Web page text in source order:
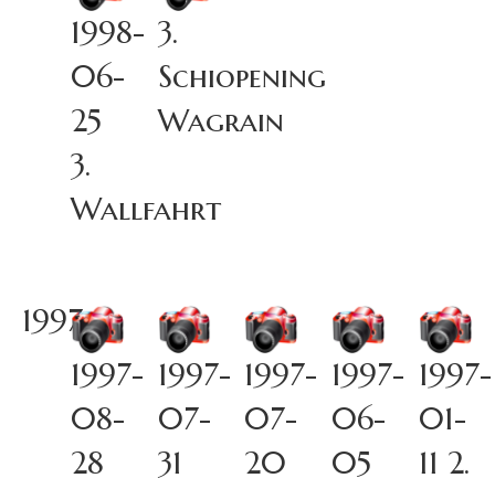
1998-
06-
25
3.
Wallfahrt
3.
Schiopening
Wagrain
1997
1997-
08-
28
1997-
07-
31
1997-
07-
20
1997-
06-
05
1997-
01-
11 2.